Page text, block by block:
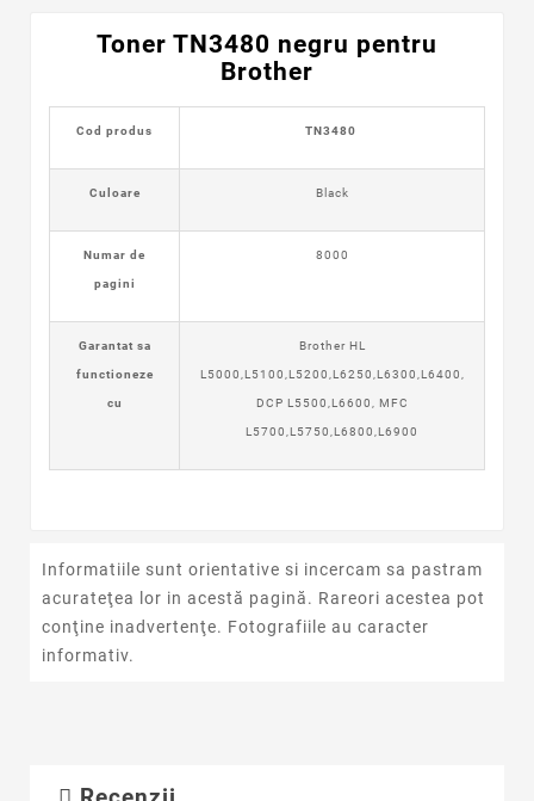
Toner TN3480 negru pentru
Brother
Cod produs TN3480
Culoare Black
Numar de
pagini
8000
Garantat sa
functioneze
cu
Brother HL
L5000,L5100,L5200,L6250,L6300,L6400,
DCP L5500,L6600, MFC
L5700,L5750,L6800,L6900
Informatiile sunt orientative si incercam sa pastram
acurateţea lor in acestă pagină. Rareori acestea pot
conţine inadvertenţe. Fotografiile au caracter
informativ.